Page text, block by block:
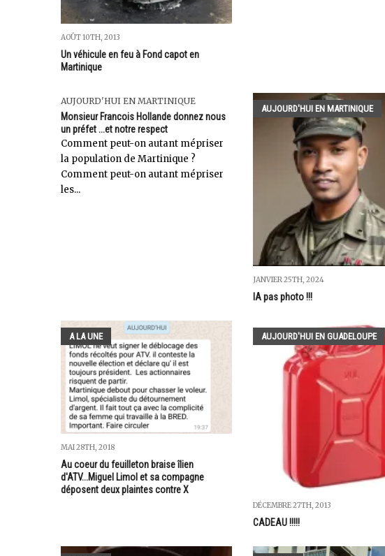
AOÛT 10TH, 2013
Un véhicule en feu à Fond capot en
Martinique
AUJOURD'HUI EN MARTINIQUE
Monsieur Francois Hollande donnez nous
un préfet ...et notre respect
Comment peut-on autant mépriser
la population de Martinique ?
Comment peut-on autant mépriser
les...
AUJOURD'HUI EN MARTINIQUE
JANVIER 25TH, 2024
IA pas photo !!!
A LA UNE
MAI 28TH, 2018
Au coeur du feuilleton braise îlien
d'ATV...Miguel Limol et sa compagne
déposent deux plaintes contre X
AUJOURD'HUI EN GUADELOUPE
DÉCEMBRE 27TH, 2013
CADEAU !!!!!